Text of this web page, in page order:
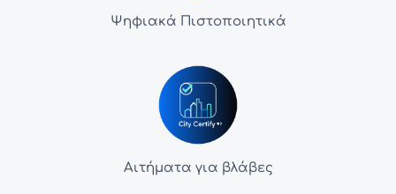
Ψηφιακά Πιστοποιητικά
Αιτήματα για βλάβες